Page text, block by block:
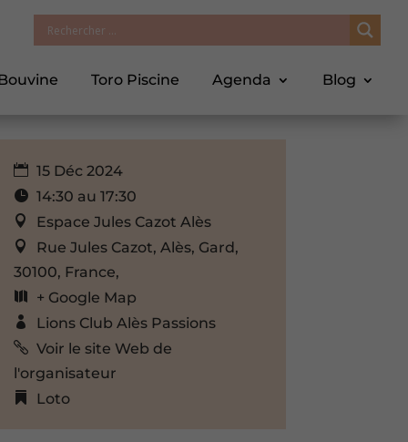
Toro Piscine Agenda Blog
15 Déc 2024
14:30 au 17:30
Espace Jules Cazot Alès
Rue Jules Cazot, Alès, Gard,
30100, France,
+ Google Map
Lions Club Alès Passions
Voir le site Web de
l'organisateur
Loto